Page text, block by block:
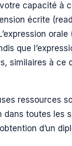
votre capacité à
écrite
orale
que
similaires à ce
ressources
dans toutes les
d’un